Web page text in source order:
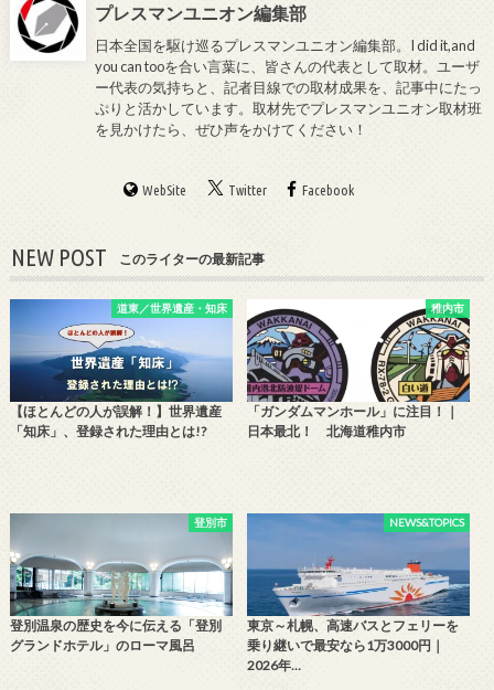
プレスマンユニオン編集部
日本全国を駆け巡るプレスマンユニオン編集部。I did it,and
you can tooを合い言葉に、皆さんの代表として取材。ユーザ
ー代表の気持ちと、記者目線での取材成果を、記事中にたっ
ぷりと活かしています。取材先でプレスマンユニオン取材班
を見かけたら、ぜひ声をかけてください！
WebSite Twitter Facebook
NEW POST このライターの最新記事
道東／世界遺産・知床
【ほとんどの人が誤解！】世界遺産
「知床」、登録された理由とは!?
稚内市
「ガンダムマンホール」に注目！｜
日本最北！ 北海道稚内市
登別市
登別温泉の歴史を今に伝える「登別
グランドホテル」のローマ風呂
NEWS&TOPICS
東京～札幌、高速バスとフェリーを
乗り継いで最安なら1万3000円｜
2026年…